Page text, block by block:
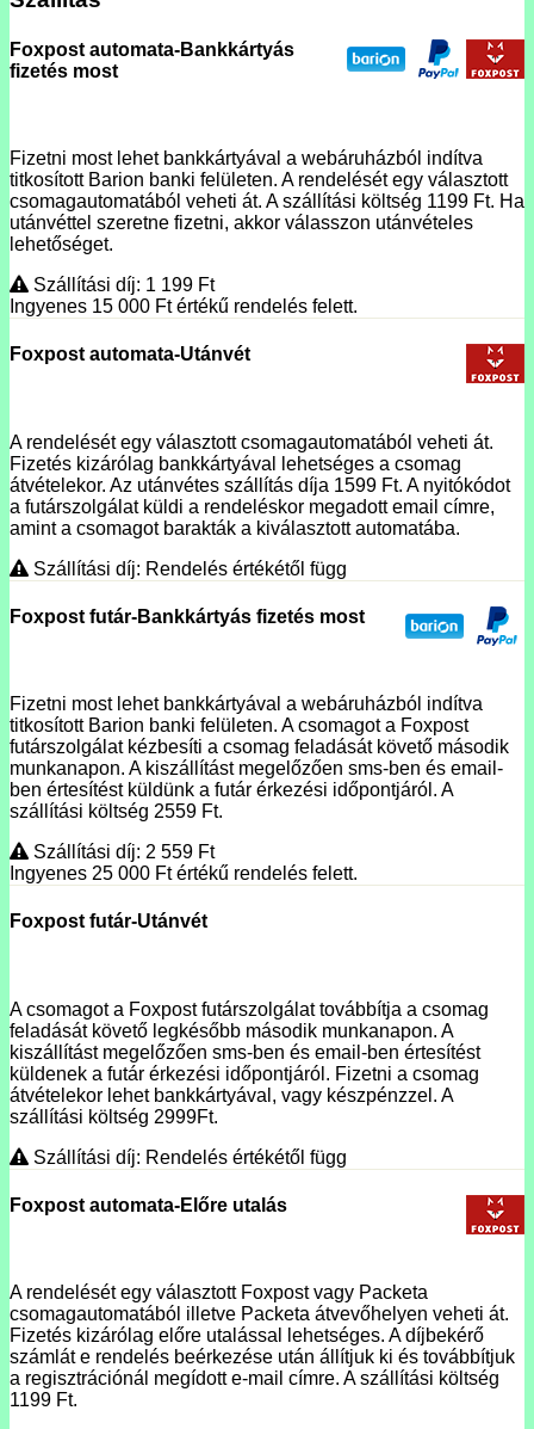
Foxpost automata-Bankkártyás
fizetés most
Fizetni most lehet bankkártyával a webáruházból indítva
titkosított Barion banki felületen. A rendelését egy választott
csomagautomatából veheti át. A szállítási költség 1199 Ft. Ha
utánvéttel szeretne fizetni, akkor válasszon utánvételes
lehetőséget.
Szállítási díj: 1 199 Ft
Ingyenes 15 000 Ftértékű rendelés felett.
Foxpost automata-Utánvét
A rendelését egy választott csomagautomatából veheti át.
Fizetés kizárólag bankkártyával lehetséges a csomag
átvételekor. Az utánvétes szállítás díja 1599 Ft. A nyitókódot
a futárszolgálat küldi a rendeléskor megadott email címre,
amint a csomagot barakták a kiválasztott automatába.
Szállítási díj: Rendelés értékétől függ
Foxpost futár-Bankkártyás fizetés most
Fizetni most lehet bankkártyával a webáruházból indítva
titkosított Barion banki felületen. A csomagot a Foxpost
futárszolgálat kézbesíti a csomag feladását követő második
munkanapon. A kiszállítást megelőzően sms-ben és email-
ben értesítést küldünk a futár érkezési időpontjáról. A
szállítási költség 2559 Ft.
Szállítási díj: 2 559 Ft
Ingyenes 25 000 Ftértékű rendelés felett.
Foxpost futár-Utánvét
A csomagot a Foxpost futárszolgálat továbbítja a csomag
feladását követő legkésőbb második munkanapon. A
kiszállítást megelőzően sms-ben és email-ben értesítést
küldenek a futár érkezési időpontjáról. Fizetni a csomag
átvételekor lehet bankkártyával, vagy készpénzzel. A
szállítási költség 2999Ft.
Szállítási díj: Rendelés értékétől függ
Foxpost automata-Előre utalás
A rendelését egy választott Foxpost vagy Packeta
csomagautomatából illetve Packeta átvevőhelyen veheti át.
Fizetés kizárólag előre utalással lehetséges. A díjbekérő
számlát e rendelés beérkezése után állítjuk ki és továbbítjuk
a regisztrációnál megídott e-mail címre. A szállítási költség
1199 Ft.